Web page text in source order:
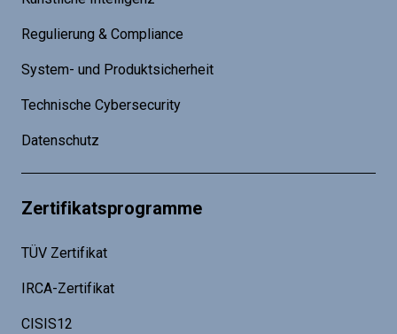
Regulierung & Compliance
System- und Produktsicherheit
Technische Cybersecurity
Datenschutz
Zertifikatsprogramme
TÜV Zertifikat
IRCA-Zertifikat
CISIS12